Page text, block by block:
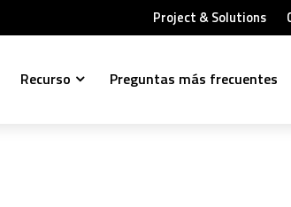
Project & Solutions
Recurso Preguntas más frecuentes